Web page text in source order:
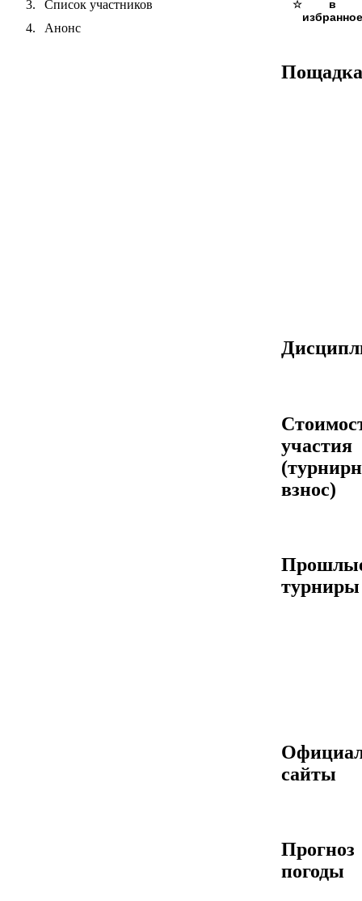
Список участников
Анонс
☆
Пощадка
участия
взнос)
турниры
сайты
Прогноз
погоды